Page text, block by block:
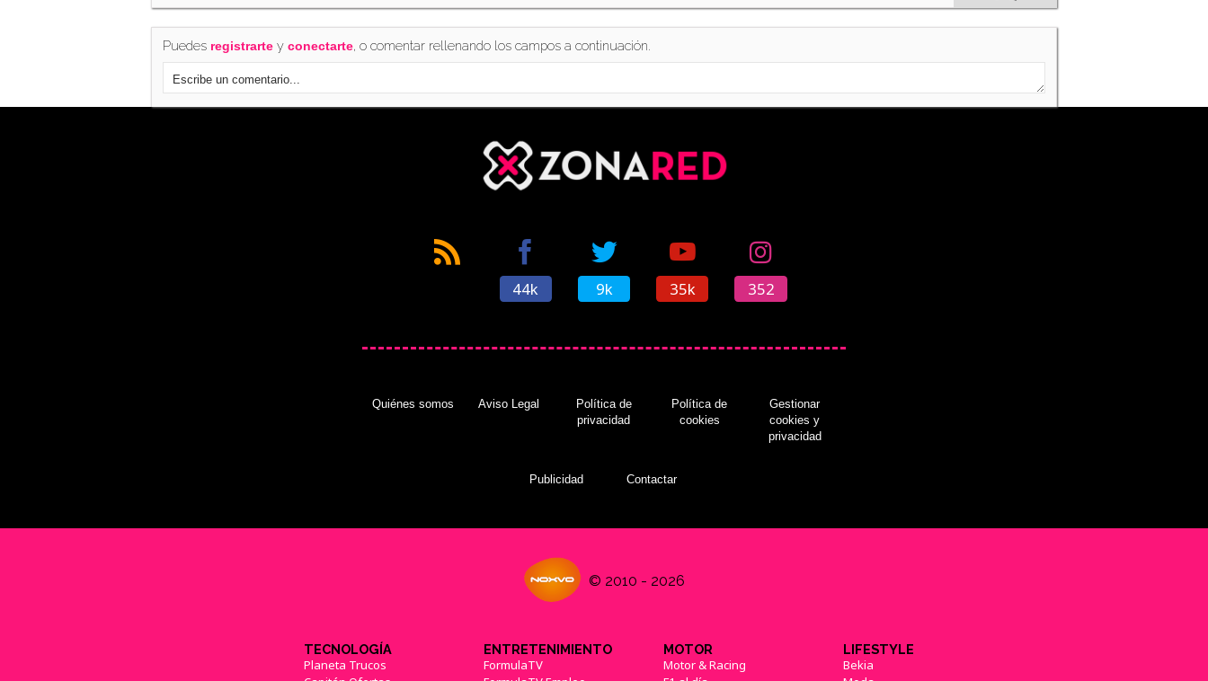
Puedes registrartey conectarte, o comentar rellenando los campos a continuación.
44k 9k 35k 352
Quiénes somos Aviso Legal
Política de
privacidad
Política de
cookies
Gestionar
cookies y
privacidad
Publicidad Contactar
© 2010 - 2026
TECNOLOGÍA
Planeta Trucos
ENTRETENIMIENTO
FormulaTV
MOTOR
Motor & Racing
LIFESTYLE
Bekia